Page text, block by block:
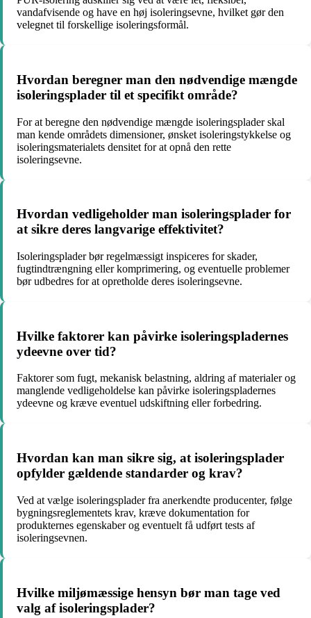
vandafvisende og have en høj isoleringsevne, hvilket gør den
velegnet til forskellige isoleringsformål.
Hvordan beregner man den nødvendige mængde
isoleringsplader til et specifikt område?
For at beregne den nødvendige mængde isoleringsplader skal
man kende områdets dimensioner, ønsket isoleringstykkelse og
isoleringsmaterialets densitet for at opnå den rette
isoleringsevne.
Hvordan vedligeholder man isoleringsplader for
at sikre deres langvarige effektivitet?
Isoleringsplader bør regelmæssigt inspiceres for skader,
fugtindtrængning eller komprimering, og eventuelle problemer
bør udbedres for at opretholde deres isoleringsevne.
Hvilke faktorer kan påvirke isoleringspladernes
ydeevne over tid?
Faktorer som fugt, mekanisk belastning, aldring af materialer og
manglende vedligeholdelse kan påvirke isoleringspladernes
ydeevne og kræve eventuel udskiftning eller forbedring.
Hvordan kan man sikre sig, at isoleringsplader
opfylder gældende standarder og krav?
Ved at vælge isoleringsplader fra anerkendte producenter, følge
bygningsreglementets krav, kræve dokumentation for
produkternes egenskaber og eventuelt få udført tests af
isoleringsevnen.
Hvilke miljømæssige hensyn bør man tage ved
valg af isoleringsplader?